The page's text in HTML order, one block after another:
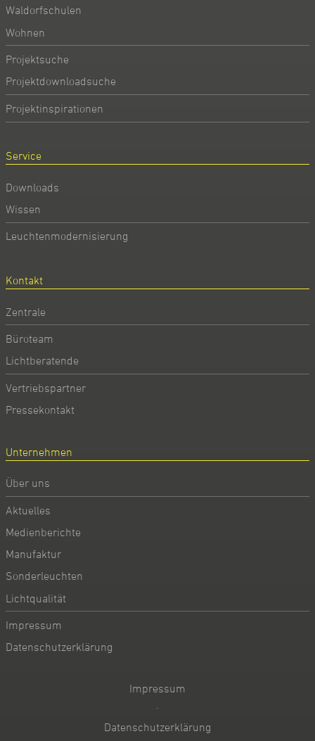
Waldorfschulen
Wohnen
Projektsuche
Projektdownloadsuche
Projektinspirationen
Service
Downloads
Wissen
Leuchtenmodernisierung
Kontakt
Zentrale
Büroteam
Lichtberatende
Vertriebspartner
Pressekontakt
Unternehmen
Über uns
Aktuelles
Medienberichte
Manufaktur
Sonderleuchten
Lichtqualität
Impressum
Datenschutzerklärung
Impressum
·
Datenschutzerklärung